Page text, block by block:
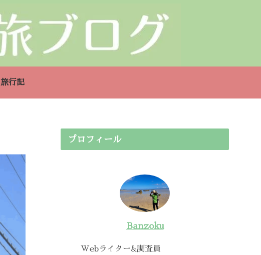
旅行記
プロフィール
Banzoku
Webライター&調査員